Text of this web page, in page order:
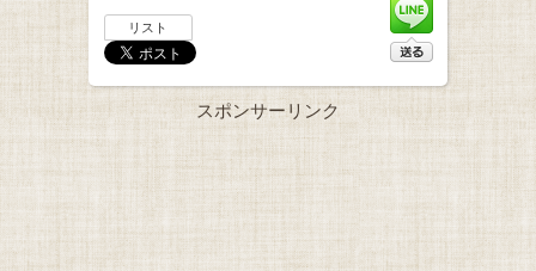
リスト
スポンサーリンク